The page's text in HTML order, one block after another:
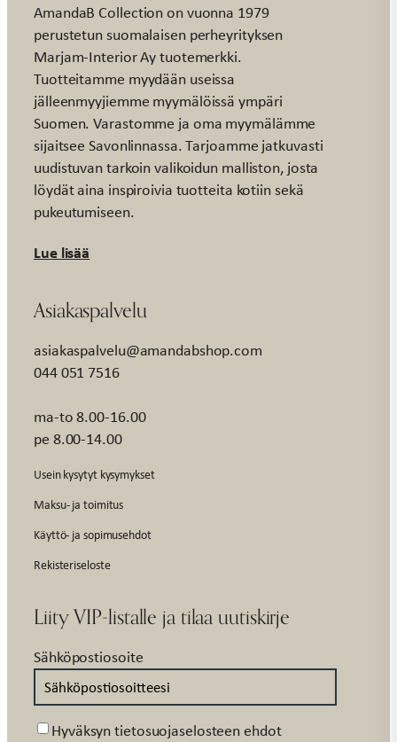
AmandaB Collection on vuonna 1979
perustetun suomalaisen perheyrityksen
Marjam-Interior Ay tuotemerkki.
Tuotteitamme myydään useissa
jälleenmyyjiemme myymälöissä ympäri
Suomen. Varastomme ja oma myymälämme
sijaitsee Savonlinnassa. Tarjoamme jatkuvasti
uudistuvan tarkoin valikoidun malliston, josta
löydät aina inspiroivia tuotteita kotiin sekä
pukeutumiseen.
Lue lisää
Asiakaspalvelu
asiakaspalvelu@amandabshop.com
044 051 7516
ma-to 8.00-16.00
pe 8.00-14.00
Usein kysytyt kysymykset
Maksu- ja toimitus
Käyttö- ja sopimusehdot
Rekisteriseloste
Liity VIP-listalle ja tilaa uutiskirje
Sähköpostiosoite
Suostumus
Hyväksyn tietosuojaselosteen ehdot